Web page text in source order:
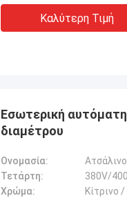
Καλύτερη Τιμή
Εσωτερική
διαμέτρου
Ονομασία:
Τετάρτη:
380V/
Χρώμα:
Κίτρινο